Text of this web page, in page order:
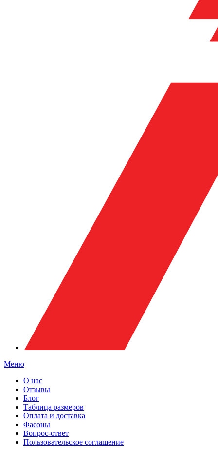
Меню
О нас
Отзывы
Блог
Таблица размеров
Оплата и доставка
Фасоны
Вопрос-ответ
Пользовательское соглашение